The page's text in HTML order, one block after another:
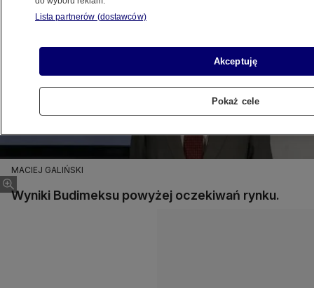
MACIEJ GALIŃSKI
Wyniki Budimeksu powyżej oczekiwań rynku.
Lista partnerów (dostawców)
Akceptuję
Pokaż cele